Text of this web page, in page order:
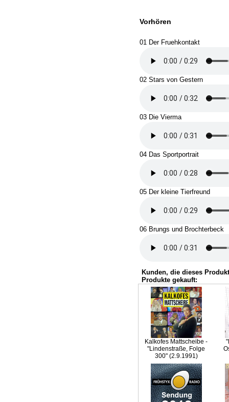
Vorhören
01 Der Fruehkontakt
02 Stars von Gestern
03 Die Vierma
04 Das Sportportrait
05 Der kleine Tierfreund
06 Brungs und Brochterbeck
Kunden, die dieses
Produkte gekauft:
Kalkofes Mattscheibe -
"Lindenstraße, Folge
300" (2.9.1991)